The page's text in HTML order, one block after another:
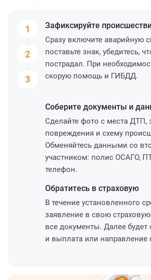
1
2
3
Зафиксируйте
Сразу включите аварийную
поставьте знак, убедитесь,
пострадал. При
скорую помощь и ГИБДД.
Соберите документы и
Сделайте фото с места ДТП,
повреждения и схему
Обменяйтесь данными со
участником: полис ОСАГО,
телефон.
Обратитесь в страховую
В течение установленного
заявление в свою
все документы. Далее будет
и выплата или направление